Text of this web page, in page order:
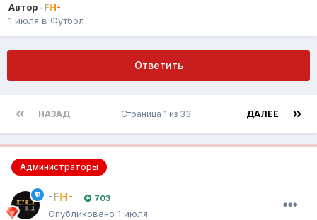
Автор -FH-
1 июля в Футбол
Ответить
НАЗАД ДАЛЕЕ
Страница 1 из 33
Администраторы
-FH- 703
Опубликовано 1 июля